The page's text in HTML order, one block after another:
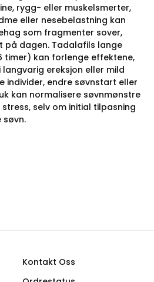
rygg- eller muskelsmerter,
eller nesebelastning kan
som fragmenter sover,
på dagen. Tadalafils lange
timer) kan forlenge effektene,
ereksjon eller mild
individer, endre søvnstart eller
kan normalisere søvnmønstre
selv om initial tilpasning
søvn.
Kontakt Oss